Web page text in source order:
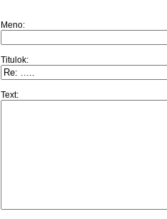
Meno:
Titulok:
Text: